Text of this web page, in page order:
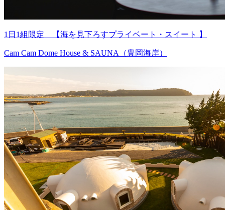
1日1組限定 【海を見下ろすプライベート・スイート 】
Cam Cam Dome House & SAUNA（豊岡海岸）